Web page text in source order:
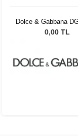
Dolce & Gabbana
54
0,00 TL